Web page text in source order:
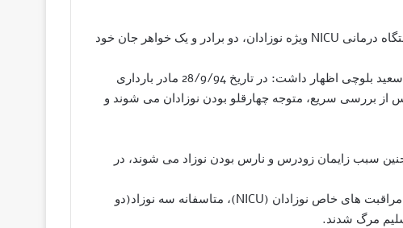
سرپرست بیمارستان رازی سراوان گفت: بعلت نبود دستگاه درمانی NICU ویژه نوزادان، دو برادر و یک خواهر جان خود
به گزارش کمپین فعالین بلوچ به نقل از بلوچ پرس، دکتر سعید بلوچی اظهار داشت: در تاریخ 28/9/94 مادر بارداری
بررسی سریع، متوجه چهارقلو بودن نوزادان می شوند و
سبب زایمان زودرس و نارس بودن نوزاد می شوند، در
دکتر بلوچی ادامه داد: بدلیل نارس بودن و نبود تجهیزات مراقبت های خاص نوزادان (NICU)، متاسفانه سه نوزاد(دو
مرگ شدند.